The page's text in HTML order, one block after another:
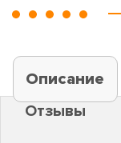
Описание
Отзывы